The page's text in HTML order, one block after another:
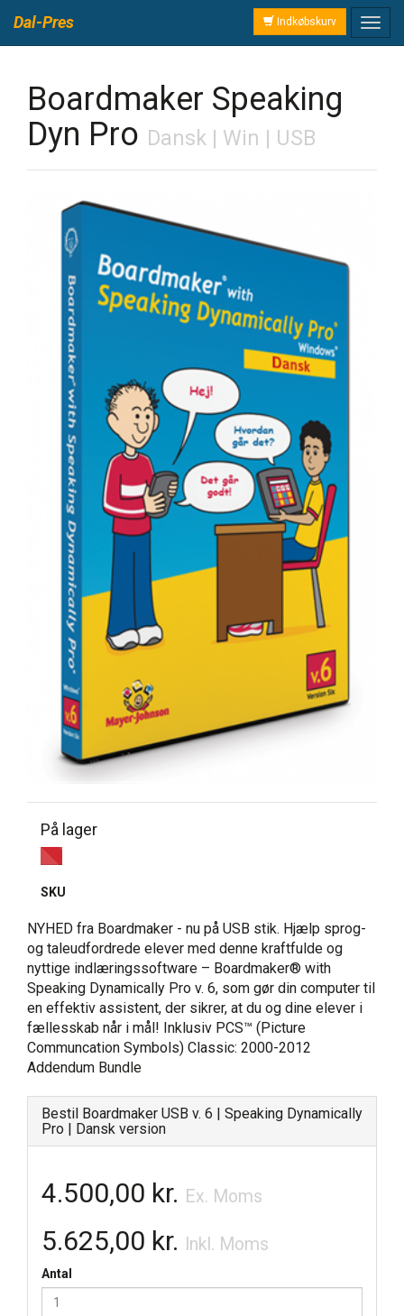
Dal-Pres Indkøbskurv
Boardmaker Speaking
Dyn Pro Dansk | Win | USB
På lager
SKU
NYHED fra Boardmaker - nu på USB stik. Hjælp sprog-
og taleudfordrede elever med denne kraftfulde og
nyttige indlæringssoftware – Boardmaker® with
Speaking Dynamically Pro v. 6, som gør din computer til
en effektiv assistent, der sikrer, at du og dine elever i
fællesskab når i mål! Inklusiv PCS™ (Picture
Communcation Symbols) Classic: 2000-2012
Addendum Bundle
Bestil Boardmaker USB v. 6 | Speaking Dynamically
Pro | Dansk version
4.500,00 kr. Ex. Moms
5.625,00 kr. Inkl. Moms
Antal